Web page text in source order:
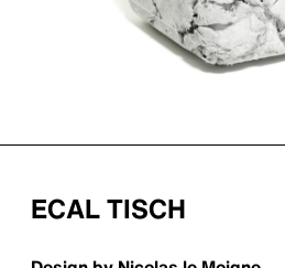
ECAL TISCH